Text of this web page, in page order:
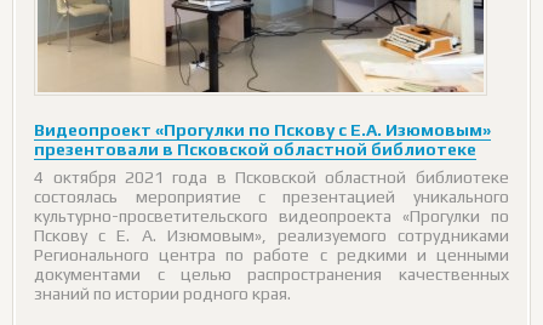
Видеопроект «Прогулки по Пскову с Е.А. Изюмовым»
презентовали в Псковской областной библиотеке
4 октября 2021 года в Псковской областной библиотеке
состоялась мероприятие с презентацией уникального
культурно-просветительского видеопроекта «Прогулки по
Пскову с Е. А. Изюмовым», реализуемого сотрудниками
Регионального центра по работе с редкими и ценными
документами с целью распространения качественных
знаний по истории родного края.